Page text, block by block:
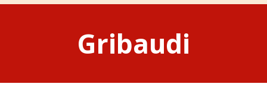
Gribaudi